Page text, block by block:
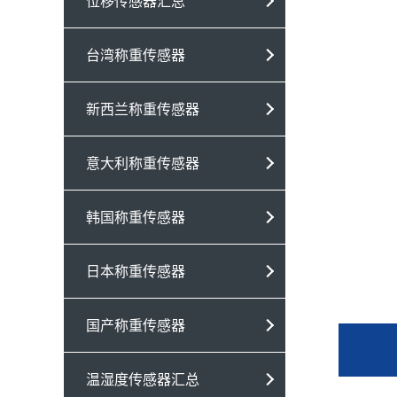
台湾称重传感器
新西兰称重传感器
意大利称重传感器
韩国称重传感器
日本称重传感器
国产称重传感器
温湿度传感器汇总